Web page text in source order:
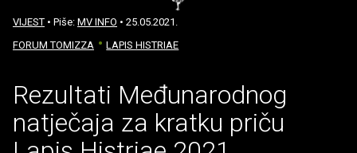
VIJEST • Piše: MV INFO • 25.05.2021.
FORUM TOMIZZA
LAPIS HISTRIAE
Rezultati Međunarodnog
natječaja za kratku priču